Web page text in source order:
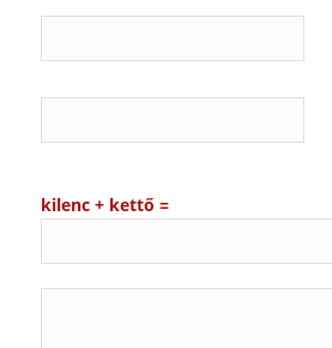
kilenc + kettő =